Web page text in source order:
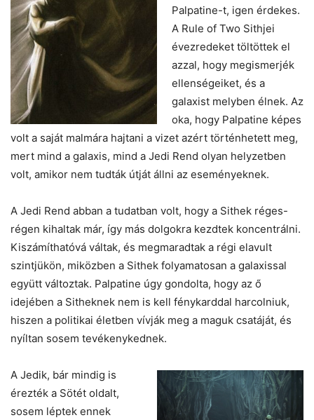
Palpatine-t, igen érdekes.
A Rule of Two Sithjei
évezredeket töltöttek el
azzal, hogy megismerjék
ellenségeiket, és a
galaxist melyben élnek. Az
oka, hogy Palpatine képes
volt a saját malmára hajtani a vizet azért történhetett meg,
mert mind a galaxis, mind a Jedi Rend olyan helyzetben
volt, amikor nem tudták útját állni az eseményeknek.
A Jedi Rend abban a tudatban volt, hogy a Sithek réges-
régen kihaltak már, így más dolgokra kezdtek koncentrálni.
Kiszámíthatóvá váltak, és megmaradtak a régi elavult
szintjükön, miközben a Sithek folyamatosan a galaxissal
együtt változtak. Palpatine úgy gondolta, hogy az ő
idejében a Sitheknek nem is kell fénykarddal harcolniuk,
hiszen a politikai életben vívják meg a maguk csatáját, és
nyíltan sosem tevékenykednek.
A Jedik, bár mindig is
érezték a Sötét oldalt,
sosem léptek ennek